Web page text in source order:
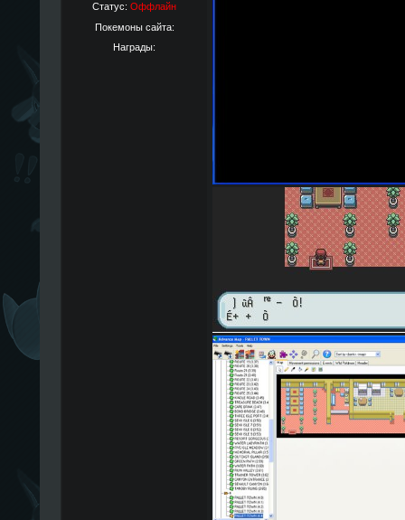
Статус: Оффлайн
Покемоны сайта:
Награды: